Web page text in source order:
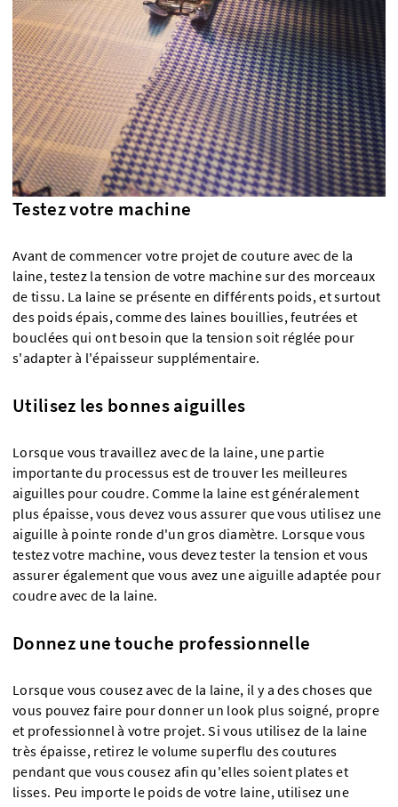
Testez votre machine
Avant de commencer votre projet de couture avec de la
laine, testez la tension de votre machine sur des morceaux
de tissu. La laine se présente en différents poids, et surtout
des poids épais, comme des laines bouillies, feutrées et
bouclées qui ont besoin que la tension soit réglée pour
s'adapter à l'épaisseur supplémentaire.
Utilisez les bonnes aiguilles
Lorsque vous travaillez avec de la laine, une partie
importante du processus est de trouver les meilleures
aiguilles pour coudre. Comme la laine est généralement
plus épaisse, vous devez vous assurer que vous utilisez une
aiguille à pointe ronde d'un gros diamètre. Lorsque vous
testez votre machine, vous devez tester la tension et vous
assurer également que vous avez une aiguille adaptée pour
coudre avec de la laine.
Donnez une touche professionnelle
Lorsque vous cousez avec de la laine, il y a des choses que
vous pouvez faire pour donner un look plus soigné, propre
et professionnel à votre projet. Si vous utilisez de la laine
très épaisse, retirez le volume superflu des coutures
pendant que vous cousez afin qu'elles soient plates et
lisses. Peu importe le poids de votre laine, utilisez une